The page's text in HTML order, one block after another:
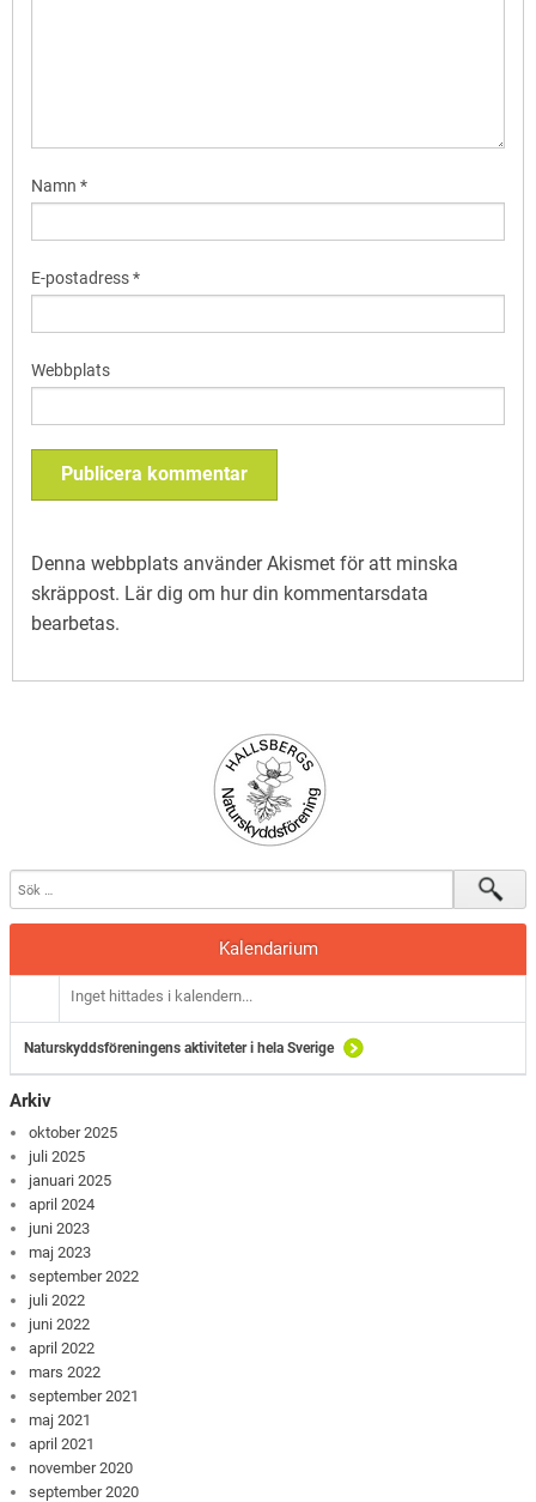
Namn *
E-postadress*
Webbplats
Denna webbplats använder Akismet för att minska
skräppost. Lär dig om hur din kommentarsdata
bearbetas.
Kalendarium
Inget hittades i kalendern...
Naturskyddsföreningens aktiviteter i hela Sverige
Arkiv
oktober 2025
juli 2025
januari 2025
april 2024
juni 2023
maj 2023
september 2022
juli 2022
juni 2022
april 2022
mars 2022
september 2021
maj 2021
april 2021
november 2020
september 2020